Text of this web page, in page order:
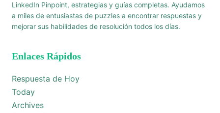
LinkedIn Pinpoint, estrategias y guías completas. Ayudamos
a miles de entusiastas de puzzles a encontrar respuestas y
mejorar sus habilidades de resolución todos los días.
Enlaces Rápidos
Respuesta de Hoy
Today
Archives